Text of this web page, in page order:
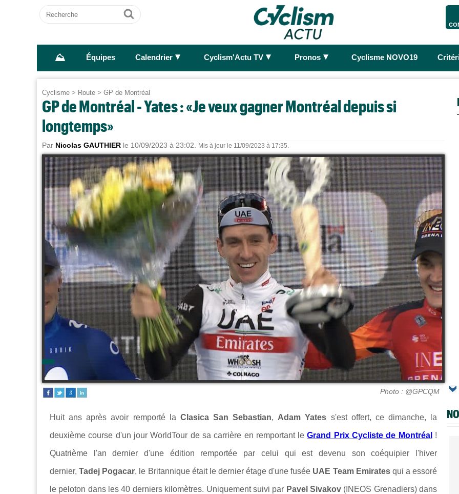
Recherche
Ok
⛰ Équipes Calendrier ► Cyclism'Actu TV ► Pronos ► Cyclisme NOVO19
Cyclisme > Route > GP de Montréal
GP de Montréal - Yates : «Je veux gagner Montréal depuis si
longtemps»
Par Nicolas GAUTHIER le 10/09/2023 à 23:02. Mis à jour le 11/09/2023 à 17:35.
Photo : @GPCQM
Huit ans après avoir remporté la Clasica San Sebastian, Adam Yates s'est offert, ce dimanche, la
deuxième course d'un jour WorldTour de sa carrière en remportant leGrand Prix Cycliste de Montréal !
Quatrième l'an dernier d'une édition remportée par celui qui est devenu son coéquipier l'hiver
dernier,Tadej Pogacar, le Britannique était le dernier étage d'une fusée UAE Team Emiratesqui a essoré
le peloton dans les 40 derniers kilomètres. Uniquement suivi par Pavel Sivakov(INEOS Grenadiers) dans